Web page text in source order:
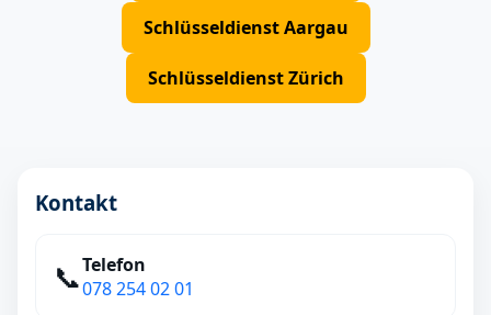
Schlüsseldienst Aargau
Schlüsseldienst Zürich
Kontakt
📞Telefon
078 254 02 01